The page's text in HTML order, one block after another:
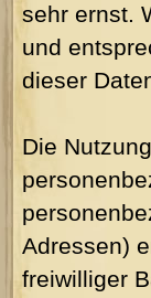
sehr ernst.
und
dieser
Die
Adressen)
freiwilliger